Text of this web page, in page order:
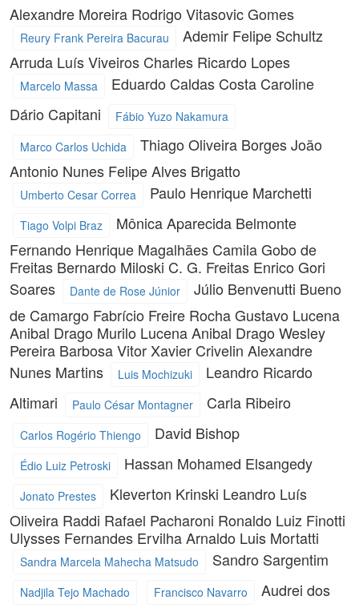
Alexandre Moreira Rodrigo Vitasovic Gomes
Reury Frank Pereira Bacurau
Ademir Felipe Schultz
Arruda Luís Viveiros Charles Ricardo Lopes
Marcelo Massa Eduardo Caldas Costa Caroline
Dário Capitani
Fábio Yuzo Nakamura
Marco Carlos Uchida
Thiago Oliveira BorgesJoão
Antonio Nunes Felipe Alves Brigatto
Umberto Cesar Correa Paulo Henrique Marchetti
Tiago Volpi Braz
Mônica Aparecida Belmonte
Fernando Henrique Magalhães Camila Gobo de
Freitas Bernardo Miloski C. G. Freitas Enrico Gori
Soares
Dante de Rose Júnior
Júlio Benvenutti Bueno
de Camargo Fabrício Freire RochaGustavo Lucena
Anibal Drago Murilo Lucena Anibal Drago Wesley
Pereira BarbosaVitor Xavier Crivelin Alexandre
Nunes Martins
Luis Mochizuki
Leandro Ricardo
Altimari
Paulo César Montagner Carla Ribeiro
Carlos Rogério Thiengo David Bishop
Édio Luiz Petroski Hassan Mohamed Elsangedy
Jonato Prestes Kleverton Krinski Leandro Luís
Oliveira Raddi Rafael Pacharoni Ronaldo Luiz Finotti
Ulysses Fernandes ErvilhaArnaldo Luis Mortatti
Sandra Marcela Mahecha Matsudo Sandro Sargentim
Nadjila Tejo Machado Francisco Navarro
Audrei dos